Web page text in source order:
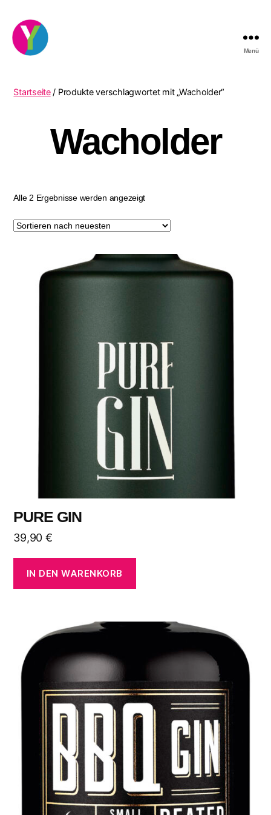
Menü
Startseite/ Produkte verschlagwortet mit „Wacholder“
Wacholder
Alle 2 Ergebnisse werden angezeigtNach
sortiert
PURE GIN
39,90 €
IN DEN WARENKORB